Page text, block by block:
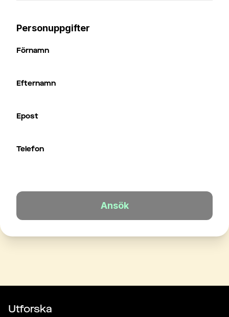
Personuppgifter
Förnamn
Efternamn
Epost
Telefon
Ansök
Utforska